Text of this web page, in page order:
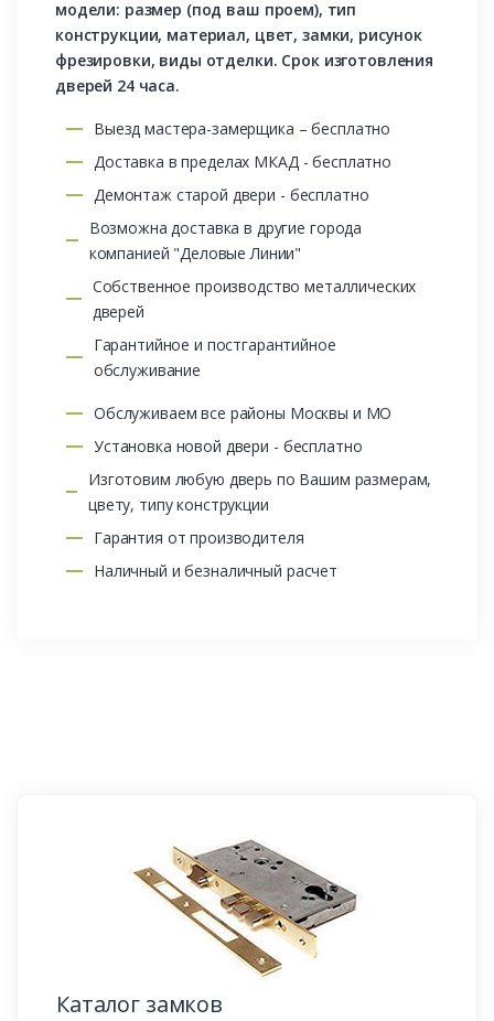
модели: размер (под ваш проем), тип
конструкции, материал, цвет, замки, рисунок
фрезировки, виды отделки. Срок изготовления
дверей 24 часа.
Выезд мастера-замерщика – бесплатно
Доставка в пределах МКАД - бесплатно
Демонтаж старой двери - бесплатно
Возможна доставка в другие города
компанией "Деловые Линии"
Собственное производство металлических
дверей
Гарантийное и постгарантийное
обслуживание
Обслуживаем все районы Москвы и МО
Установка новой двери - бесплатно
Изготовим любую дверь по Вашим размерам,
цвету, типу конструкции
Гарантия от производителя
Наличный и безналичный расчет
Каталог замков